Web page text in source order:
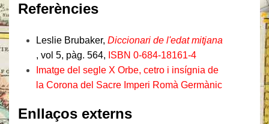
Referències
Leslie Brubaker, Diccionari de l'edat mitjana
, vol 5, pàg. 564, ISBN 0-684-18161-4
Imatge del segle X Orbe, cetro i insígnia de
la Corona del Sacre Imperi Romà Germànic
Enllaços externs